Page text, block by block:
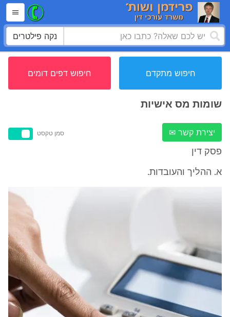
נקה פילטרים
חיפוש מתקדם חיפוש דפים דומים
שומות מס אישיות
יצירת קשר ✉ סמן טקסט
פסק דין
א. ההליך והעובדות.